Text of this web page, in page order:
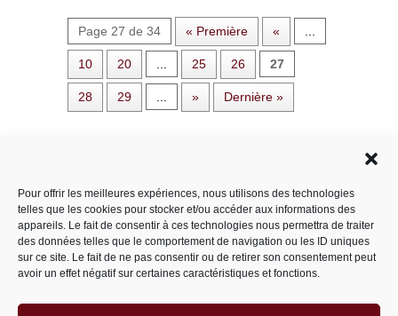
Pour offrir les meilleures expériences, nous utilisons des technologies
telles que les cookies pour stocker et/ou accéder aux informations des
appareils. Le fait de consentir à ces technologies nous permettra de traiter
des données telles que le comportement de navigation ou les ID uniques
sur ce site. Le fait de ne pas consentir ou de retirer son consentement peut
avoir un effet négatif sur certaines caractéristiques et fonctions.
Page 27 de 34 « Première «
10 20 25 26 27
28 29 » Dernière »
Catégories